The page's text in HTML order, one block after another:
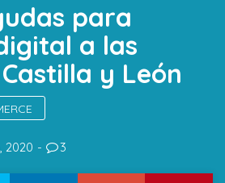
para
a las
y León
2020 3